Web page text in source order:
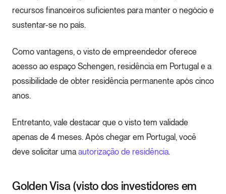
recursos financeiros suficientes para manter o negócio e
sustentar-se no país.
Como vantagens, o visto de empreendedor oferece
acesso ao espaço Schengen, residência em Portugal e a
possibilidade de obter residência permanente após cinco
anos.
Entretanto, vale destacar que o visto tem validade
apenas de 4 meses. Após chegar em Portugal, você
deve solicitar uma autorização de residência.
Golden Visa (visto dos investidores em